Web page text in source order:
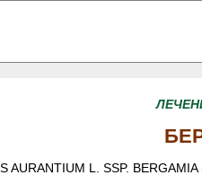
AURANTIUM L. SSP.